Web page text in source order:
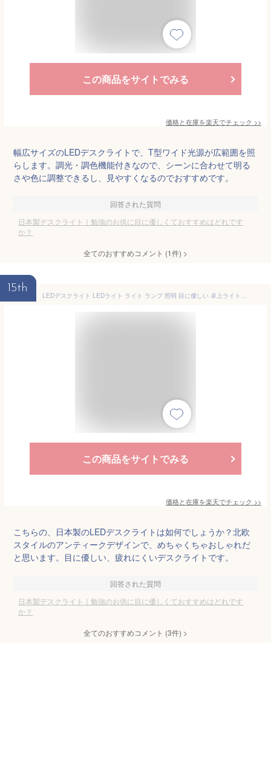
この商品をサイトでみる
価格と在庫を楽天でチェック >>
幅広サイズのLEDデスクライトで、T型ワイド光源が広範囲を照
らします。調光・調色機能付きなので、シーンに合わせて明る
さや色に調整できるし、見やすくなるのでおすすめです。
回答された質問
日本製デスクライト｜勉強のお供に目に優しくておすすめはどれです
か？
全てのおすすめコメント (1件) >
15th
LEDデスクライト LEDライト ライト ランプ 照明 目に優しい 卓上ライト デスクライト デスクランプ 日本製 昼白色 電球色 北欧 木目調 Slimac PEX-02 PEX-03【ポイント10倍 送料無料】［ LED Petit EXARM Noel / ノエル ］
この商品をサイトでみる
価格と在庫を楽天でチェック >>
こちらの、日本製のLEDデスクライトは如何でしょうか？北欧
スタイルのアンティークデザインで、めちゃくちゃおしゃれだ
と思います。目に優しい、疲れにくいデスクライトです。
回答された質問
日本製デスクライト｜勉強のお供に目に優しくておすすめはどれです
か？
全てのおすすめコメント (3件) >